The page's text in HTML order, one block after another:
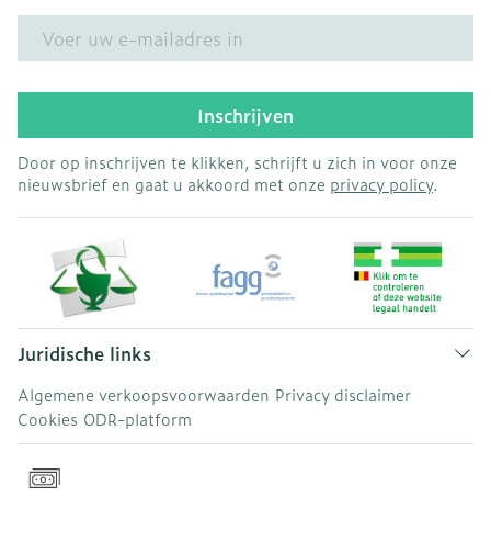
Inschrijven
Door op inschrijven te klikken, schrijft u zich in voor onze
nieuwsbrief en gaat u akkoord met onze privacy policy.
Juridische links
Algemene verkoopsvoorwaarden Privacy disclaimer
Cookies ODR-platform